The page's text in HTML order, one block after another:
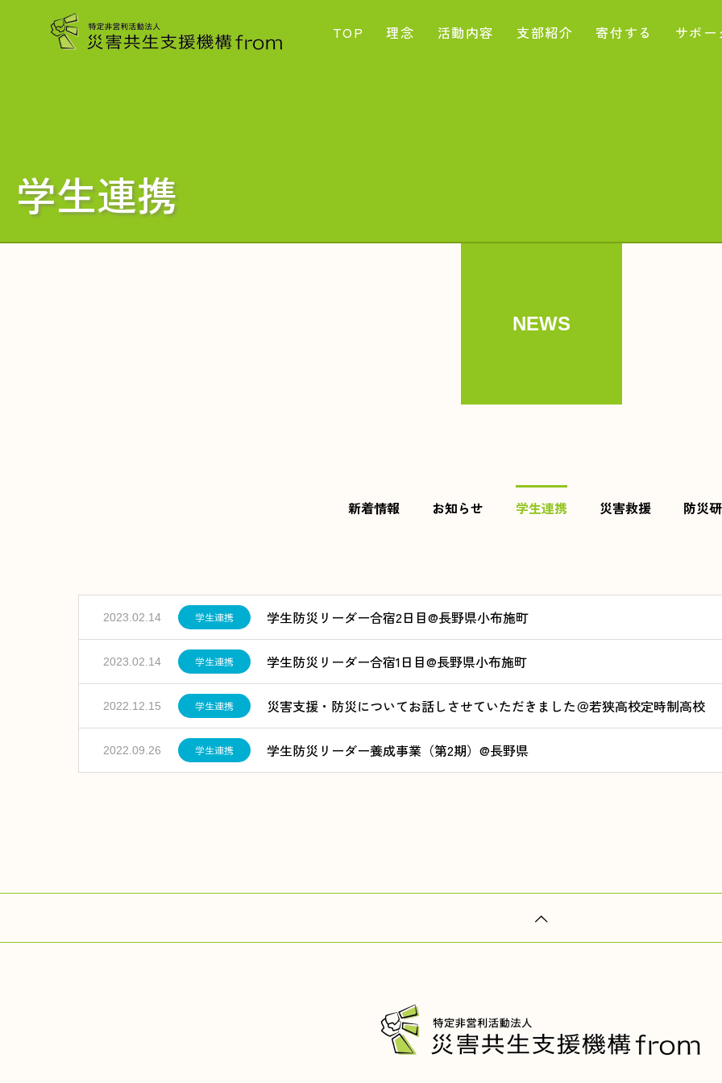
TOP 理念 活動内容 支部紹介 寄付する サポ
学生連携
NEWS
新着情報 お知らせ 学生連携 災害救援 防災
2023.02.14 学生連携 学生防災リーダー合宿2日目@長野県小布施町
2023.02.14 学生連携 学生防災リーダー合宿1日目@長野県小布施町
2022.12.15 学生連携 災害支援・防災についてお話しさせていただきました＠若狭高校定時制高校
2022.09.26 学生連携 学生防災リーダー養成事業（第2期）@長野県